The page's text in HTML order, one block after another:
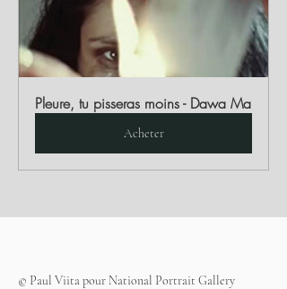
Pleure, tu pisseras moins - Dawa Ma
Acheter
© Paul Viita pour National Portrait Gallery